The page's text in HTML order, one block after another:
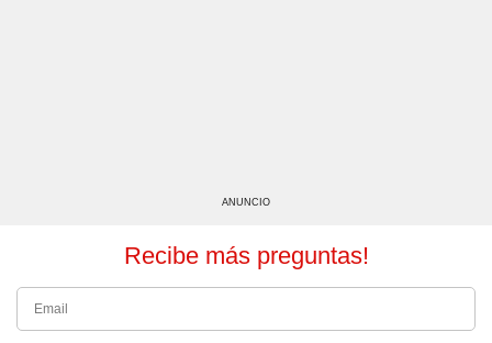
ANUNCIO
Recibe más preguntas!